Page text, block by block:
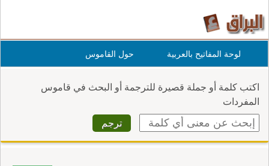
لوحة المفاتيح بالعربية حول القاموس
اكتب كلمة أو جملة قصيرة للترجمة أو البحث في قاموس
المفردات